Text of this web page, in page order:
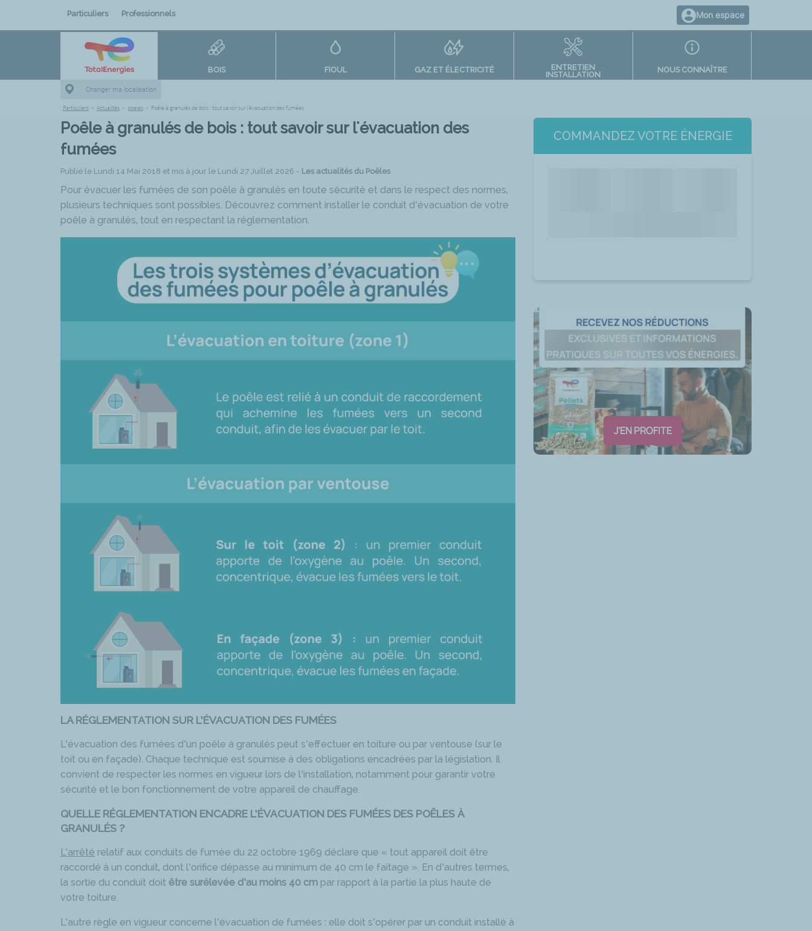
Particuliers Professionnels Mon espace
BOIS FIOUL GAZ ET ÉLECTRICITÉ
ENTRETIEN
INSTALLATION
NOUS CONNAÎTRE
Changer ma localisation
Particuliers > Actualités > poeles > Poêle à granulés de bois : tout savoir sur l'évacuation des fumées
Poêle à granulés de bois : tout savoir sur l'évacuation des
fumées
Publié le Lundi 14 Mai 2018 et mis à jour le Lundi 27 Juillet 2026 - Les actualités du Poêles
Pour évacuer les fumées de son poêle à granulés en toute sécurité et dans le respect des normes,
plusieurs techniques sont possibles. Découvrez comment installer le conduit d’évacuation de votre
poêle à granulés, tout en respectant la réglementation.
LA RÉGLEMENTATION SUR L’ÉVACUATION DES FUMÉES
L’évacuation des fumées d’un poêle à granulés peut s’effectuer en toiture ou par ventouse (sur le
toit ou en façade). Chaque technique est soumise à des obligations encadrées par la législation. Il
convient de respecter les normes en vigueur lors de l’installation, notamment pour garantir votre
sécurité et le bon fonctionnement de votre appareil de chauffage.
QUELLE RÉGLEMENTATION ENCADRE L’ÉVACUATION DES FUMÉES DES POÊLES À
GRANULÉS ?
L’arrêté relatif aux conduits de fumée du 22 octobre 1969 déclare que « tout appareil doit être
raccordé à un conduit, dont l’orifice dépasse au minimum de 40 cm le faîtage ». En d’autres termes,
la sortie du conduit doit être surélevée d’au moins 40 cm par rapport à la partie la plus haute de
votre toiture.
L’autre règle en vigueur concerne l’évacuation de fumées : elle doit s’opérer par un conduit installé à
COMMANDEZ VOTRE ÉNERGIE
J'EN PROFITE